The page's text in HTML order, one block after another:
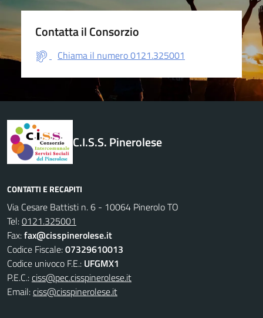
Contatta il Consorzio
Chiama il numero 0121.325001
C.I.S.S. Pinerolese
CONTATTI E RECAPITI
Via Cesare Battisti n. 6 - 10064 Pinerolo TO
Tel:0121.325001
Fax:fax@cisspinerolese.it
Codice Fiscale:07329610013
Codice univoco F.E.: UFGMX1
P.E.C.:ciss@pec.cisspinerolese.it
Email:ciss@cisspinerolese.it